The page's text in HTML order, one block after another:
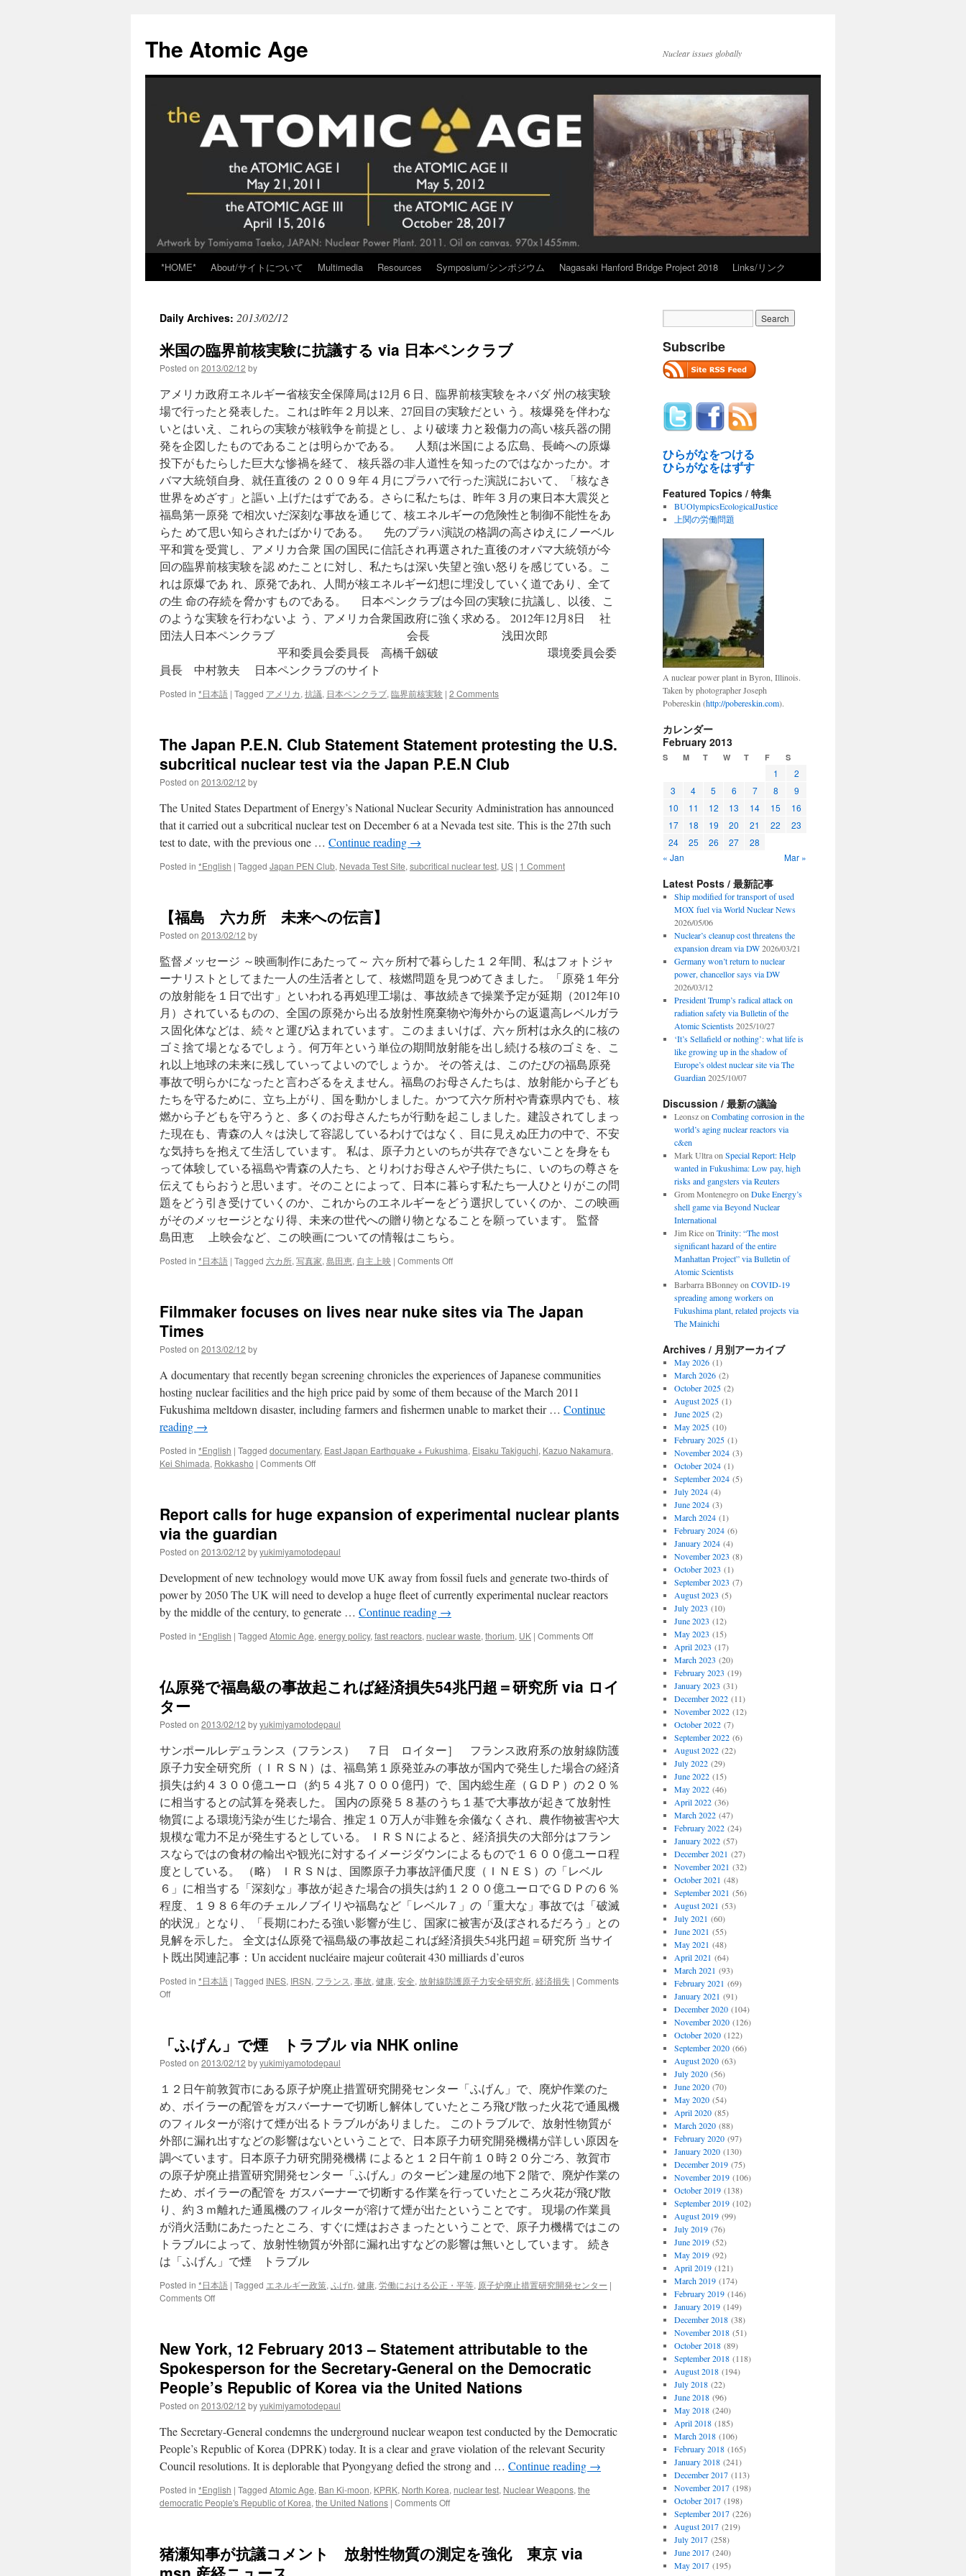
content
The Atomic Age Nuclear issues globally
*HOME* About/サイトについて Multimedia Resources Symposium/シンポジウム Nagasaki Hanford Bridge Project 2018 Links/リンク
Daily Archives: 2013/02/12
米国の臨界前核実験に抗議する via 日本ペンクラブ
Posted on 2013/02/12 by
アメリカ政府エネルギー省核安全保障局は12月６日、臨界前核実験をネバダ 州の核実験
場で行ったと発表した。これは昨年２月以来、27回目の実験だとい う。核爆発を伴わな
いとはいえ、これらの実験が核戦争を前提とし、より破壊 力と殺傷力の高い核兵器の開
発を企図したものであることは明らかである。 人類は米国による広島、長崎への原爆
投下がもたらした巨大な惨禍を経て、 核兵器の非人道性を知ったのではなかったか。オ
バマ大統領自身、就任直後の ２００９年４月にプラハで行った演説において、「核なき
世界をめざす」と謳い 上げたはずである。さらに私たちは、昨年３月の東日本大震災と
福島第一原発 で相次いだ深刻な事故を通じて、核エネルギーの危険性と制御不能性をあ
らた めて思い知らされたばかりである。 先のプラハ演説の格調の高さゆえにノーベル
平和賞を受賞し、アメリカ合衆 国の国民に信託され再選された直後のオバマ大統領が今
回の臨界前核実験を認 めたことに対し、私たちは深い失望と強い怒りを感じている。こ
れは原爆であ れ、原発であれ、人間が核エネルギー幻想に埋没していく道であり、全て
の生 命の存続を脅かすものである。 日本ペンクラブは今回の実験に抗議し、以後、こ
のような実験を行わないよ う、アメリカ合衆国政府に強く求める。 2012年12月8日 社
団法人日本ペンクラブ 会長 浅田次郎
平和委員会委員長 高橋千劔破 環境委員会委
員長 中村敦夫 日本ペンクラブのサイト
Posted in *日本語 | Tagged アメリカ, 抗議, 日本ペンクラブ, 臨界前核実験 | 2 Comments
The Japan P.E.N. Club Statement Statement protesting the U.S.
subcritical nuclear test via the Japan P.E.N Club
Posted on 2013/02/12 by
The United States Department of Energy’s National Nuclear Security Administration has announced
that it carried out a subcritical nuclear test on December 6 at a Nevada test site. This is the 27th such
test to date, with the previous one … Continue reading →
Posted in *English | Tagged Japan PEN Club, Nevada Test Site, subcritical nuclear test, US | 1 Comment
【福島 六カ所 未来への伝言】
Posted on 2013/02/12 by
監督メッセージ ～映画制作にあたって～ 六ヶ所村で暮らした１２年間、私はフォトジャ
ーナリストとしてまた一人の生活者として、核燃問題を見つめてきました。「原発１年分
の放射能を１日で出す」といわれる再処理工場は、事故続きで操業予定が延期（2012年10
月）されているものの、全国の原発から出る放射性廃棄物や海外からの返還高レベルガラ
ス固化体などは、続々と運び込まれています。このままいけば、六ヶ所村は永久的に核の
ゴミ捨て場となるでしょう。何万年という単位の期間放射能を出し続ける核のゴミを、こ
れ以上地球の未来に残していってよいのでしょうか。 その答えは、このたびの福島原発
事故で明らかになったと言わざるをえません。福島のお母さんたちは、放射能から子ども
たちを守るために、立ち上がり、国を動かしました。かつて六ケ所村や青森県内でも、核
燃から子どもを守ろうと、多くのお母さんたちが行動を起こしました。建設されてしまっ
た現在も、青森の人々は決して容認しているわけではなく、目に見えぬ圧力の中で、不安
な気持ちを抱えて生活しています。 私は、原子力といのちが共存できないことを身をも
って体験している福島や青森の人たち、とりわけお母さんや子供たちに、いのちの尊さを
伝えてもらおうと思います。そのことによって、日本に暮らす私たち一人ひとりがこの問
題をどう引き受けていくのか、これからのエネルギーをどう選択していくのか、この映画
がそのメッセージとなり得、未来の世代への贈り物となることを願っています。 監督
島田恵 上映会など、この映画についての情報はこちら。
Posted in *日本語 | Tagged 六カ所, 写真家, 島田恵, 自主上映 | Comments Offon
カ
の
伝
Filmmaker focuses on lives near nuke sites via The Japan
Times
Posted on 2013/02/12 by
A documentary that recently began screening chronicles the experiences of Japanese communities
hosting nuclear facilities and the high price paid by some of them because of the March 2011
Fukushima meltdown disaster, including farmers and fishermen unable to market their … Continue
reading →
Posted in *English | Tagged documentary, East Japan Earthquake + Fukushima, Eisaku Takiguchi, Kazuo Nakamura,
Kei Shimada, Rokkasho | Comments Offon
lives
sites
The
Japan
Report calls for huge expansion of experimental nuclear plants
via the guardian
Posted on 2013/02/12 byyukimiyamotodepaul
Development of new technology would move UK away from fossil fuels and generate two-thirds of
power by 2050 The UK will need to develop a huge fleet of currently experimental nuclear reactors
by the middle of the century, to generate … Continue reading →
Posted in *English | Tagged Atomic Age, energy policy, fast reactors, nuclear waste, thorium, UK | Comments Offon
huge
plants
via
the
guardian
仏原発で福島級の事故起これば経済損失54兆円超＝研究所 via ロイ
ター
Posted on 2013/02/12 byyukimiyamotodepaul
サンポールレデュランス（フランス） ７日 ロイター］ フランス政府系の放射線防護
原子力安全研究所（ＩＲＳＮ）は、福島第１原発並みの事故が国内で発生した場合の経済
損失は約４３００億ユーロ（約５４兆７０００億円）で、国内総生産（ＧＤＰ）の２０％
に相当するとの試算を発表した。 国内の原発５８基のうち１基で大事故が起きて放射性
物質による環境汚染が生じた場合、推定１０万人が非難を余儀なくされ、農作物被害や大
規模な電力不足が発生するとしている。 ＩＲＳＮによると、経済損失の大部分はフラン
スならではの食材の輸出や観光に対するイメージダウンによるもので１６００億ユーロ程
度としている。 （略） ＩＲＳＮは、国際原子力事故評価尺度（ＩＮＥＳ）の「レベル
６」に相当する「深刻な」事故が起きた場合の損失は約１２００億ユーロでＧＤＰの６％
程度、１９８６年のチェルノブイリや福島など「レベル７」の「重大な」事故では「破滅
的状況」となり、「長期にわたる強い影響が生じ、国家に被害が及ぼされるだろう」との
見解を示した。 全文は仏原発で福島級の事故起これば経済損失54兆円超＝研究所 当サイ
ト既出関連記事：Un accident nucléaire majeur coûterait 430 milliards d’euros
Posted in *日本語 | Tagged INES, IRSN, フランス, 事故, 健康, 安全, 放射線防護原子力安全研究所, 経済損失 | Comments
Offon
で
福
島
級
の
事
故
起
こ
れ
ば
経
済
損
失
54
兆
円
＝
研
ロ
イ
タ
ー
「ふげん」で煙 トラブル via NHK online
Posted on 2013/02/12 byyukimiyamotodepaul
１２日午前敦賀市にある原子炉廃止措置研究開発センター「ふげん」で、廃炉作業のた
め、ボイラーの配管をガスバーナーで切断し解体していたところ飛び散った火花で通風機
のフィルターが溶けて煙が出るトラブルがありました。 このトラブルで、放射性物質が
外部に漏れ出すなどの影響はないということで、日本原子力研究開発機構が詳しい原因を
調べています。日本原子力研究開発機構 によると１２日午前１０時２０分ごろ、敦賀市
の原子炉廃止措置研究開発センター「ふげん」のタービン建屋の地下２階で、廃炉作業の
ため、ボイラーの配管を ガスバーナーで切断する作業を行っていたところ火花が飛び散
り、約３ｍ離れた通風機のフィルターが溶けて煙が出たということです。 現場の作業員
が消火活動にあたったところ、すぐに煙はおさまったということで、原子力機構ではこの
トラブルによって、放射性物質が外部に漏れ出すなどの影響は無いとしています。 続き
は「ふげん」で煙 トラブル
Posted in *日本語 | Tagged エネルギー政策, ふげn, 健康, 労働における公正・平等, 原子炉廃止措置研究開発センター |
Comments Offon
で
煙
ト
ラ
ブ
ル
NHK
online
New York, 12 February 2013 – Statement attributable to the
Spokesperson for the Secretary-General on the Democratic
People’s Republic of Korea via the United Nations
Posted on 2013/02/12 byyukimiyamotodepaul
The Secretary-General condemns the underground nuclear weapon test conducted by the Democratic
People’s Republic of Korea (DPRK) today. It is a clear and grave violation of the relevant Security
Council resolutions. It is deplorable that Pyongyang defied the strong and … Continue reading →
Posted in *English | Tagged Atomic Age, Ban Ki-moon, KPRK, North Korea, nuclear test, Nuclear Weapons, the
democratic People's Republic of Korea, the United Nations | Comments Offon
February
猪瀬知事が抗議コメント 放射性物質の測定を強化 東京 via
Subscribe
ひらがなをつける
ひらがなをはずす
Featured Topics / 特集
BUOlympicsEcologicalJustice
上関の労働問題
A nuclear power plant in Byron, Illinois.
Taken by photographer Joseph
Pobereskin (http://pobereskin.com).
カレンダー
February 2013
S M T W T F S
1
2
3
4 5 6 7 8
9
10
11 12 13 14 15
16
17
18 19 20 21 22
23
24
25 26 27
28
« Jan
Mar »
Latest Posts / 最新記事
Ship modified for transport of used
MOX fuel via World Nuclear News
2026/05/06
Nuclear’s cleanup cost threatens the
expansion dream via DW 2026/03/21
Germany won’t return to nuclear
power, chancellor says via DW
2026/03/12
President Trump’s radical attack on
radiation safety via Bulletin of the
Atomic Scientists 2025/10/27
‘It’s Sellafield or nothing’: what life is
like growing up in the shadow of
Europe’s oldest nuclear site via The
Guardian 2025/10/07
Discussion / 最新の議論
Leonszon Combating corrosion in the
world’s aging nuclear reactors via
c&en
Mark Ultraon Special Report: Help
wanted in Fukushima: Low pay, high
risks and gangsters via Reuters
Grom Montenegroon Duke Energy’s
shell game via Beyond Nuclear
International
Jim Riceon Trinity: “The most
significant hazard of the entire
Manhattan Project” via Bulletin of
Atomic Scientists
Barbarra BBonneyon COVID-19
spreading among workers on
Fukushima plant, related projects via
The Mainichi
Archives / 月別アーカイブ
May 2026(1)
March 2026(2)
October 2025(2)
August 2025(1)
June 2025(2)
May 2025(10)
February 2025(1)
November 2024(3)
October 2024(1)
September 2024(5)
July 2024(4)
June 2024(3)
March 2024(1)
February 2024(6)
January 2024(4)
November 2023 (8)
October 2023 (1)
September 2023 (7)
August 2023 (5)
July 2023 (10)
June 2023 (12)
May 2023 (15)
April 2023 (17)
March 2023 (20)
February 2023 (19)
January 2023 (31)
December 2022(11)
November 2022(12)
October 2022(7)
September 2022(6)
August 2022(22)
July 2022(29)
June 2022(15)
May 2022(46)
April 2022(36)
March 2022(47)
February 2022(24)
January 2022(57)
December 2021 (27)
November 2021 (32)
October 2021 (48)
September 2021 (56)
August 2021 (53)
July 2021 (60)
June 2021 (55)
May 2021 (48)
April 2021 (64)
March 2021 (93)
February 2021 (69)
January 2021 (91)
December 2020(104)
November 2020(126)
October 2020(122)
September 2020(66)
August 2020(63)
July 2020(56)
June 2020(70)
May 2020(54)
April 2020(85)
March 2020(88)
February 2020(97)
January 2020(130)
December 2019(75)
November 2019(106)
October 2019(138)
September 2019(102)
August 2019(99)
July 2019(76)
June 2019(52)
May 2019(92)
April 2019(121)
March 2019(174)
February 2019(146)
January 2019(149)
December 2018(38)
November 2018(51)
October 2018(89)
September 2018(118)
August 2018(194)
July 2018(22)
June 2018(96)
May 2018(240)
April 2018(185)
March 2018(106)
February 2018(165)
January 2018(241)
December 2017(113)
November 2017(198)
October 2017(198)
September 2017(226)
August 2017(219)
July 2017(258)
June 2017(240)
May 2017(195)